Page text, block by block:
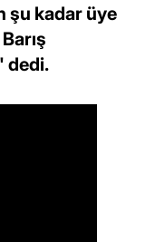
şu kadar üye
dedi.